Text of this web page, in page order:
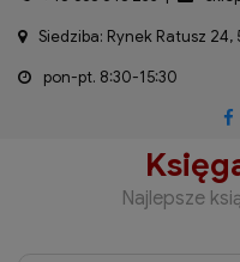
Siedziba: Rynek Ratusz 24,
pon-pt. 8:30-15:30
Najlepsze